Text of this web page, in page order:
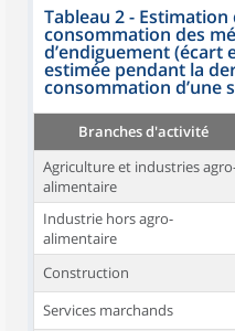
Tableau 2 -
consommation des
d’endiguement (écart
estimée pendant la
consommation d’une
Branches d'activité
Agriculture et industries
alimentaire
Industrie hors agro-
alimentaire
Construction
Services marchands